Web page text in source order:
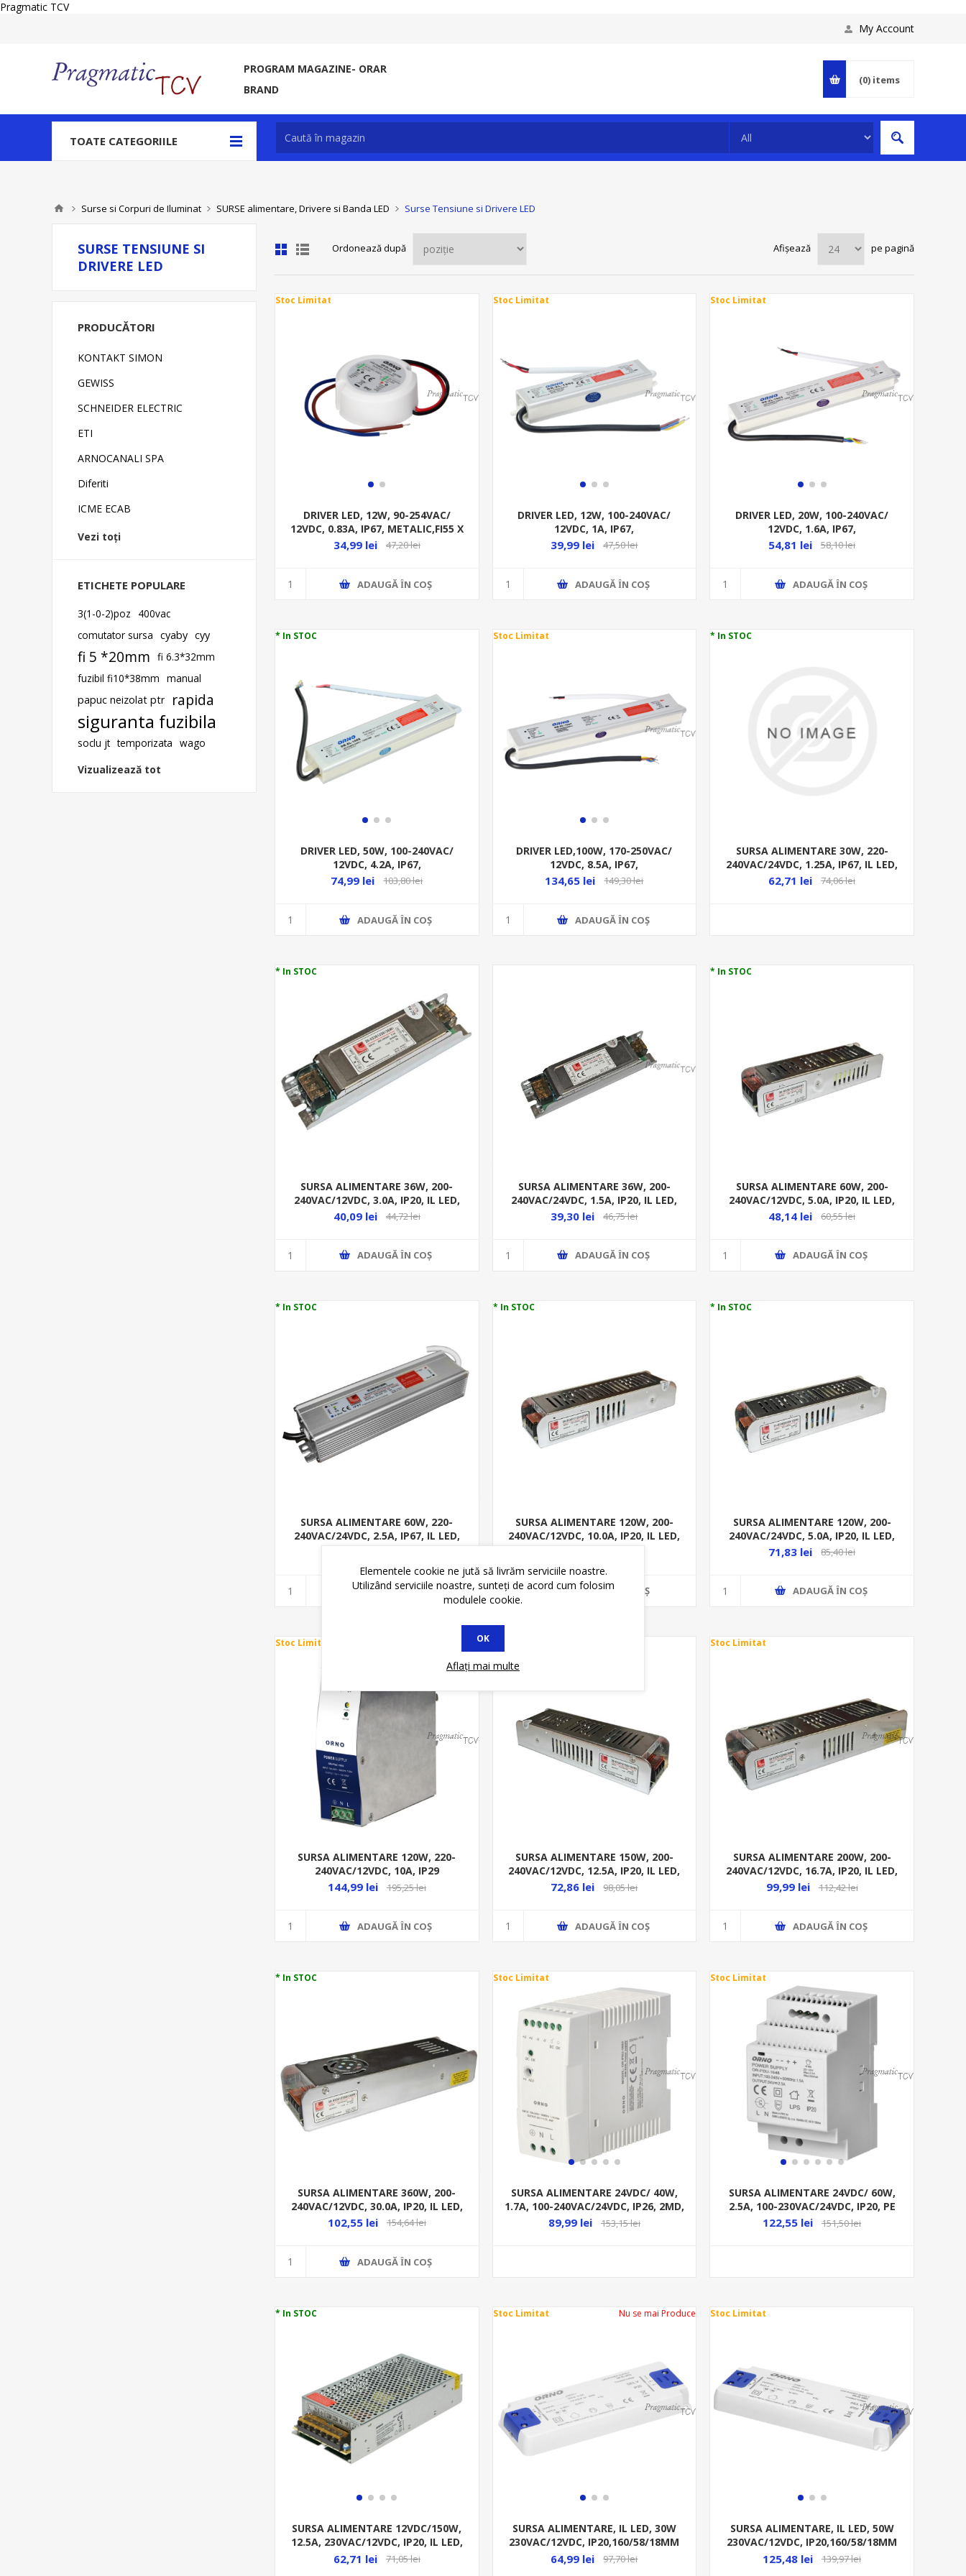
Pragmatic TCV
My Account
PROGRAM MAGAZINE- ORAR
BRAND
(0) items
TOATE CATEGORIILE
Surse si Corpuri de Iluminat SURSE alimentare, Drivere si Banda LED Surse Tensiune si Drivere LED
Ordonează după Afișează pe pagină
Stoc Limitat
DRIVER LED, 12W, 90-254VAC/
12VDC, 0.83A, IP67, METALIC,FI55 X
22,7MM
34,99 lei 47,20 lei
ADAUGĂ ȊN COŞ
Stoc Limitat
DRIVER LED, 12W, 100-240VAC/
12VDC, 1A, IP67,
METALIC,135/30/22MM
39,99 lei 47,50 lei
ADAUGĂ ȊN COŞ
Stoc Limitat
DRIVER LED, 20W, 100-240VAC/
12VDC, 1.6A, IP67,
METALIC,180/31/22MM
54,81 lei 58,10 lei
ADAUGĂ ȊN COŞ
* In STOC
DRIVER LED, 50W, 100-240VAC/
12VDC, 4.2A, IP67,
METALIC,190/50/35MM
74,99 lei 103,80 lei
ADAUGĂ ȊN COŞ
Stoc Limitat
DRIVER LED,100W, 170-250VAC/
12VDC, 8.5A, IP67,
METALIC,185/70/45MM
134,65 lei 149,30 lei
ADAUGĂ ȊN COŞ
* In STOC
SURSA ALIMENTARE 30W, 220-
240VAC/24VDC, 1.25A, IP67, IL LED,
ALUM. 30-33624301
62,71 lei 74,06 lei
* In STOC
SURSA ALIMENTARE 36W, 200-
240VAC/12VDC, 3.0A, IP20, IL LED,
ALUM. 30-03361236
40,09 lei 44,72 lei
ADAUGĂ ȊN COŞ
SURSA ALIMENTARE 36W, 200-
240VAC/24VDC, 1.5A, IP20, IL LED,
ALUM. 30-03362436
39,30 lei 46,75 lei
ADAUGĂ ȊN COŞ
* In STOC
SURSA ALIMENTARE 60W, 200-
240VAC/12VDC, 5.0A, IP20, IL LED,
ALUM. 30-03361260
48,14 lei 60,55 lei
ADAUGĂ ȊN COŞ
* In STOC
SURSA ALIMENTARE 60W, 220-
240VAC/24VDC, 2.5A, IP67, IL LED,
ADAUGĂ ȊN COŞ
* In STOC
SURSA ALIMENTARE 120W, 200-
240VAC/12VDC, 10.0A, IP20, IL LED,
ADAUGĂ ȊN COŞ
* In STOC
SURSA ALIMENTARE 120W, 200-
240VAC/24VDC, 5.0A, IP20, IL LED,
ALUM. 30-033624120
71,83 lei 85,40 lei
ADAUGĂ ȊN COŞ
Stoc Limitat
SURSA ALIMENTARE 120W, 220-
240VAC/12VDC, 10A, IP29
144,99 lei 195,25 lei
ADAUGĂ ȊN COŞ
SURSA ALIMENTARE 150W, 200-
240VAC/12VDC, 12.5A, IP20, IL LED,
ALUM. 30-033612150
72,86 lei 98,05 lei
ADAUGĂ ȊN COŞ
Stoc Limitat
SURSA ALIMENTARE 200W, 200-
240VAC/12VDC, 16.7A, IP20, IL LED,
ALUM. 30-033612200
99,99 lei 112,42 lei
ADAUGĂ ȊN COŞ
* In STOC
SURSA ALIMENTARE 360W, 200-
240VAC/12VDC, 30.0A, IP20, IL LED,
ALUM. 30-033612360
102,55 lei 154,64 lei
ADAUGĂ ȊN COŞ
Stoc Limitat
SURSA ALIMENTARE 24VDC/ 40W,
1.7A, 100-240VAC/24VDC, IP26, 2MD,
89,99 lei 153,15 lei
Stoc Limitat
SURSA ALIMENTARE 24VDC/ 60W,
2.5A, 100-230VAC/24VDC, IP20, PE
SINA, 3MD,
122,55 lei 151,50 lei
* In STOC
SURSA ALIMENTARE 12VDC/150W,
12.5A, 230VAC/12VDC, IP20, IL LED,
OR-
62,71 lei 71,05 lei
Stoc Limitat Nu se mai Produce
SURSA ALIMENTARE, IL LED, 30W
230VAC/12VDC, IP20,160/58/18MM
64,99 lei 97,70 lei
Stoc Limitat
SURSA ALIMENTARE, IL LED, 50W
230VAC/12VDC, IP20,160/58/18MM
125,48 lei 139,97 lei
SURSE TENSIUNE SI
DRIVERE LED
PRODUCĂTORI
KONTAKT SIMON
GEWISS
SCHNEIDER ELECTRIC
ETI
ARNOCANALI SPA
Diferiti
ICME ECAB
Vezi toți
ETICHETE POPULARE
3(1-0-2)poz
400vac
comutator sursa cyaby cyy
fi 5 *20mm fi 6.3*32mm
fuzibil fi10*38mm manual
papuc neizolat ptr
rapida
siguranta fuzibila
soclu jt temporizata wago
Vizualizează tot
Elementele cookie ne jută să livrăm serviciile noastre.
Utilizând serviciile noastre, sunteți de acord cum folosim
modulele cookie.
OK
Aflați mai multe